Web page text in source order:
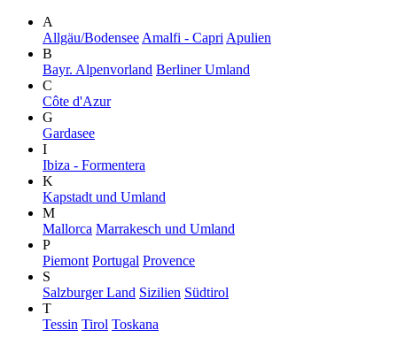
A
Allgäu/Bodensee Amalfi - Capri Apulien
B
Bayr. Alpenvorland Berliner Umland
C
Côte d'Azur
G
Gardasee
I
Ibiza - Formentera
K
Kapstadt und Umland
M
Mallorca Marrakesch und Umland
P
Piemont Portugal Provence
S
Salzburger Land Sizilien Südtirol
T
Tessin Tirol Toskana